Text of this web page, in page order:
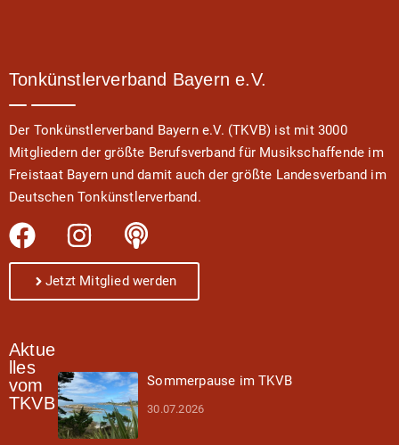
Tonkünstlerverband Bayern e.V.
Der Tonkünstlerverband Bayern e.V. (TKVB) ist mit 3000
Mitgliedern der größte Berufsverband für Musikschaffende im
Freistaat Bayern und damit auch der größte Landesverband im
Deutschen Tonkünstlerverband.
Jetzt Mitglied werden
Aktue
lles
vom
TKVB
Sommerpause im TKVB
30.07.2026